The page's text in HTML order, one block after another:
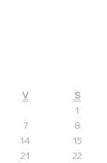
V
S
1
7
8
14
15
21
22